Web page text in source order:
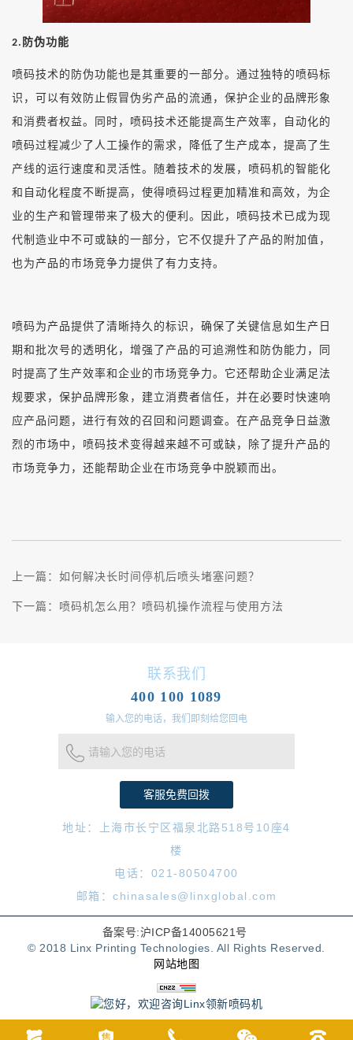
2. 防伪功能
喷码技术的防伪功能也是其重要的一部分。通过独特的喷码标
识，可以有效防止假冒伪劣产品的流通，保护企业的品牌形象
和消费者权益。同时，喷码技术还能提高生产效率，自动化的
喷码过程减少了人工操作的需求，降低了生产成本，提高了生
产线的运行速度和灵活性。随着技术的发展，喷码机的智能化
和自动化程度不断提高，使得喷码过程更加精准和高效，为企
业的生产和管理带来了极大的便利。因此，喷码技术已成为现
代制造业中不可或缺的一部分，它不仅提升了产品的附加值，
也为产品的市场竞争力提供了有力支持。
喷码为产品提供了清晰持久的标识，确保了关键信息如生产日
期和批次号的透明化，增强了产品的可追溯性和防伪能力，同
时提高了生产效率和企业的市场竞争力。它还帮助企业满足法
规要求，保护品牌形象，建立消费者信任，并在必要时快速响
应产品问题，进行有效的召回和问题调查。在产品竞争日益激
烈的市场中，喷码技术变得越来越不可或缺，除了提升产品的
市场竞争力，还能帮助企业在市场竞争中脱颖而出。
上一篇： 如何解决长时间停机后喷头堵塞问题？
下一篇： 喷码机怎么用？喷码机操作流程与使用方法
联系我们
400 100 1089
输入您的电话，我们即刻给您回电
请输入您的电话
地址：上海市长宁区福泉北路518号10座4
楼
电话：021-80504700
邮箱：chinasales@linxglobal.com
备案号:沪ICP备14005621号
© 2018 Linx Printing Technologies. All Rights Reserved.
网站地图